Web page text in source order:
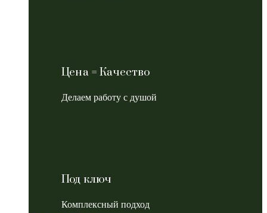
Цена = Качество
Делаем работу с душой
Под ключ
Комплексный подход